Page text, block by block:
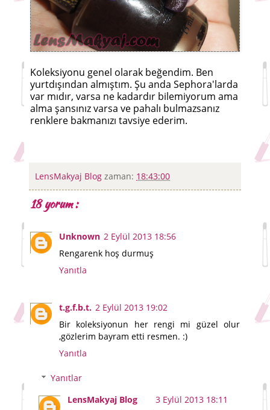
Koleksiyonu genel olarak beğendim. Ben
yurtdışından almıştım. Şu anda Sephora'larda
var mıdır, varsa ne kadardır bilemiyorum ama
alma şansınız varsa ve pahalı bulmazsanız
renklere bakmanızı tavsiye ederim.
LensMakyaj Blog zaman: 18:43:00
18 yorum :
Unknown 2 Eylül 2013 18:56
Rengarenk hoş durmuş
Yanıtla
t.g.f.b.t. 2 Eylül 2013 19:02
Bir koleksiyonun her rengi mi güzel olur
,gözlerim bayram etti resmen. :)
Yanıtla
Yanıtlar
LensMakyaj Blog
3 Eylül 2013 18:11